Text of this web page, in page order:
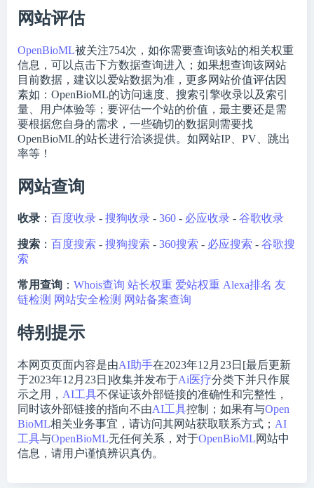
网站评估
OpenBioML被关注754次，如你需要查询该站的相关权重
信息，可以点击下方数据查询进入；如果想查询该网站
目前数据，建议以爱站数据为准，更多网站价值评估因
素如：OpenBioML的访问速度、搜索引擎收录以及索引
量、用户体验等；要评估一个站的价值，最主要还是需
要根据您自身的需求，一些确切的数据则需要找
OpenBioML的站长进行洽谈提供。如网站IP、PV、跳出
率等！
网站查询
收录 ： 百度收录 - 搜狗收录 - 360 - 必应收录 - 谷歌收录
搜索 ： 百度搜索 - 搜狗搜索 - 360搜索 - 必应搜索 - 谷歌搜
索
常用查询 ： Whois查询 站长权重 爱站权重 Alexa排名 友
链检测 网站安全检测 网站备案查询
特别提示
本网页页面内容是由AI助手在2023年12月23日[最后更新
于2023年12月23日]收集并发布于Ai医疗分类下并只作展
示之用， AI工具不保证该外部链接的准确性和完整性，
同时该外部链接的指向不由AI工具控制；如果有与Open
BioML相关业务事宜，请访问其网站获取联系方式； AI
工具与OpenBioML无任何关系，对于OpenBioML网站中
信息，请用户谨慎辨识真伪。